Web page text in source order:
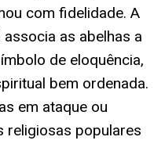
com fidelidade. A
as abelhas a
de eloquência,
bem ordenada.
em ataque ou
religiosas populares